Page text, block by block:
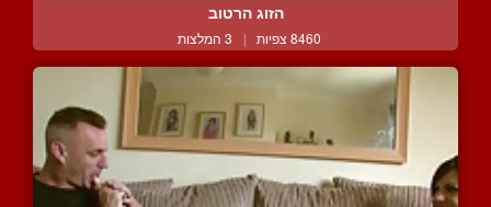
הזוג הרטוב
8460 צפיות | 3 המלצות